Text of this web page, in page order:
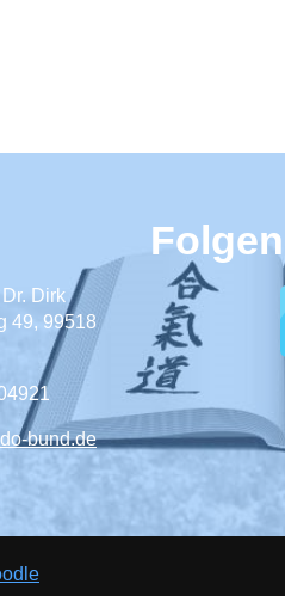
Dirk
49, 99518
bund.de